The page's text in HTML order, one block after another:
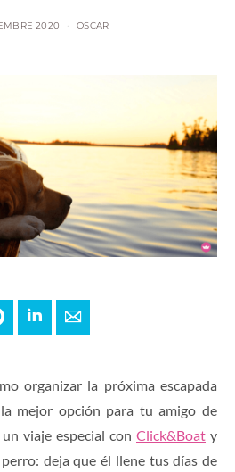
2020 OSCAR
PinterestLinkedInE-mail
organizar la próxima escapada
mejor opción para tu amigo de
viaje especial con Click&Boat y
deja que él llene tus días de